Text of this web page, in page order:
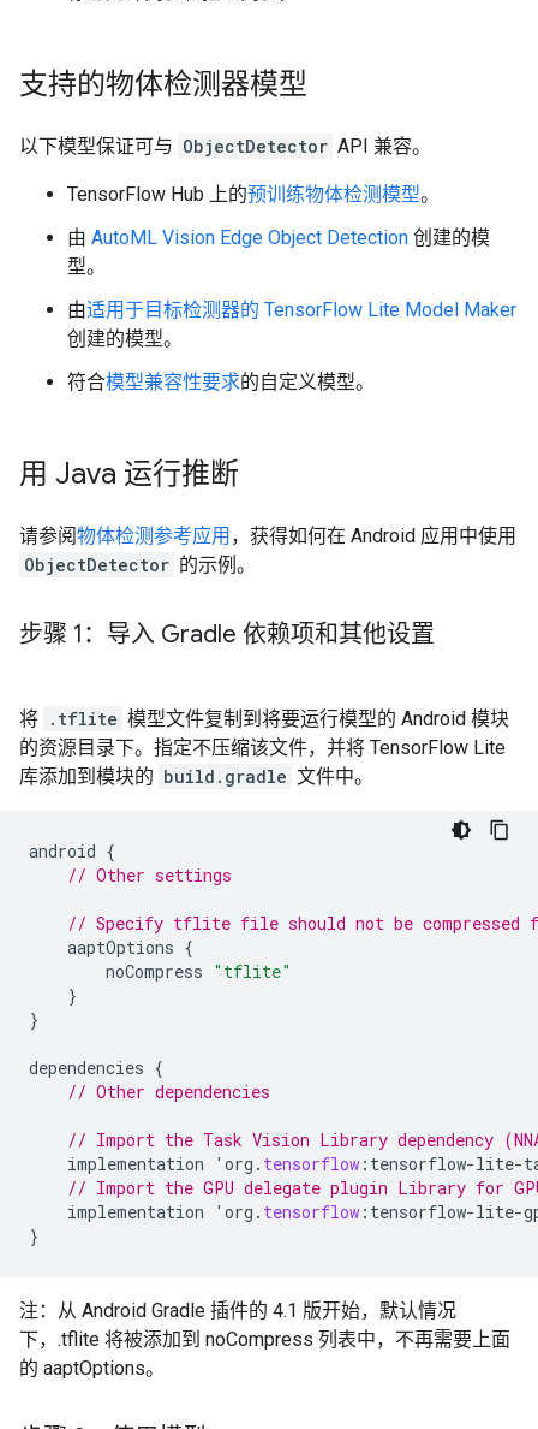
支持的物体检测器模型
以下模型保证可与 ObjectDetector API 兼容。
TensorFlow Hub 上的预训练物体检测模型。
由 AutoML Vision Edge Object Detection 创建的模
型。
由适用于目标检测器的 TensorFlow Lite Model Maker
创建的模型。
符合模型兼容性要求的自定义模型。
用 Java 运行推断
请参阅物体检测参考应用 ，获得如何在 Android 应用中使用
ObjectDetector 的示例。
步骤 1：导入 Gradle 依赖项和其他设置
将 .tflite 模型文件复制到将要运行模型的 Android 模块
的资源目录下。指定不压缩该文件，并将 TensorFlow Lite
库添加到模块的 build.gradle 文件中。
android {
// Other settings
// Specify tflite file should not be compressed
aaptOptions {
noCompress "tflite"
}
}
dependencies {
// Other dependencies
// Import the Task Vision Library dependency
implementation
' org . tensorflow : tensorflow-lite-
// Import the GPU delegate plugin Library for
implementation
' org . tensorflow : tensorflow-lite-
}
注：从 Android Gradle 插件的 4.1 版开始，默认情况
下，.tflite 将被添加到 noCompress 列表中，不再需要上面
的 aaptOptions。